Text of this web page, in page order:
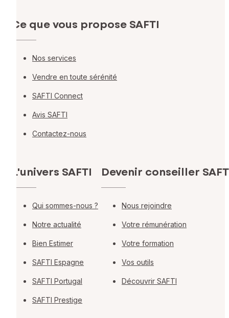
Ce que vous propose SAFTI
Nos services
Vendre en toute sérénité
SAFTI Connect
Avis SAFTI
Contactez-nous
L'univers SAFTI
Qui sommes-nous ?
Notre actualité
Bien Estimer
SAFTI Espagne
SAFTI Portugal
SAFTI Prestige
Devenir conseiller
Nous rejoindre
Votre rémunération
Votre formation
Vos outils
Découvrir SAFTI